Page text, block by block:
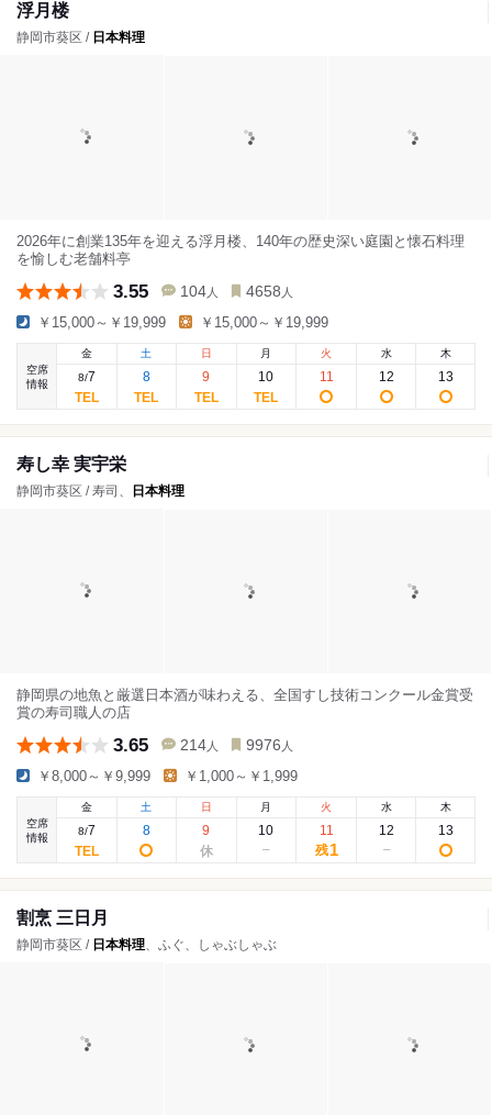
浮月楼
静岡市葵区 / 日本料理
2026年に創業135年を迎える浮月楼、140年の歴史深い庭園と懐石料理
を愉しむ老舗料亭
3.55 104 人 4658 人
￥15,000～￥19,999 ￥15,000～￥19,999
空席
情報
金
8/7
土
8
日
9
月
10
火
11
水
12
木
13
寿し幸 実宇栄
静岡市葵区 / 寿司、 日本料理
静岡県の地魚と厳選日本酒が味わえる、全国すし技術コンクール金賞受
賞の寿司職人の店
3.65 214 人 9976 人
￥8,000～￥9,999 ￥1,000～￥1,999
空席
情報
金
8/7
土
8
日
9
月
10
火
11
残1
水
12
木
13
割烹 三日月
静岡市葵区 / 日本料理、ふぐ、しゃぶしゃぶ